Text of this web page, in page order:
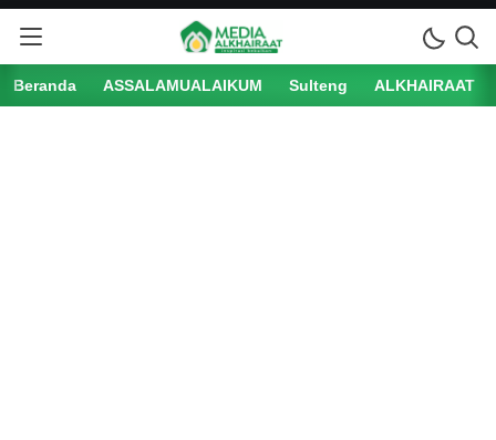
Beranda ASSALAMUALAIKUM Sulteng ALKHAIRAAT